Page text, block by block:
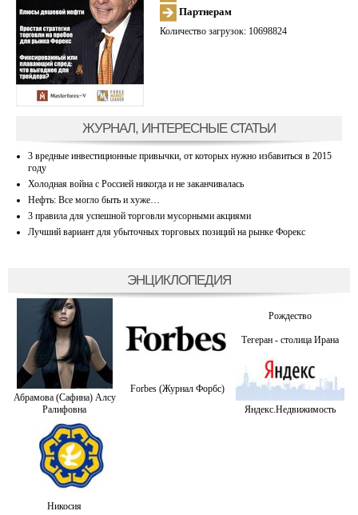
Партнерам
Количество загрузок: 10698824
ЖУРНАЛ, ИНТЕРЕСНЫЕ СТАТЬИ
3 вредные инвестиционные привычки, от которых нужно избавиться в 2015
году
Холодная война с Россией никогда и не заканчивалась
Нефть: Все могло быть и хуже…
3 правила для успешной торговли мусорными акциями
Лучший вариант для убыточных торговых позиций на рынке Форекс
ЭНЦИКЛОПЕДИЯ
Абрамова (Сафина) Алсу
Ралифовна
Forbes (Журнал Форбс)
Рождество
Тегеран - столица Ирана
Яндекс.Недвижимость
Никосия